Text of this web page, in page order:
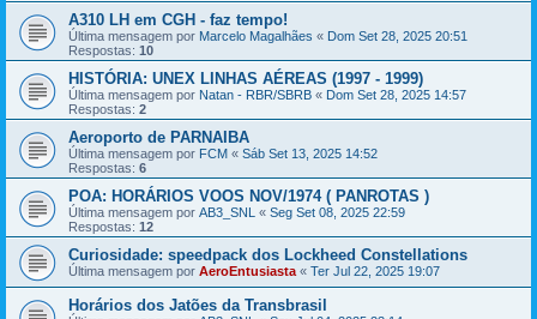
A310 LH em CGH - faz tempo!
Última mensagem por Marcelo Magalhães « Dom Set 28, 2025 20:51
Respostas: 10
HISTÓRIA: UNEX LINHAS AÉREAS (1997 - 1999)
Última mensagem por Natan - RBR/SBRB « Dom Set 28, 2025 14:57
Respostas: 2
Aeroporto de PARNAIBA
Última mensagem por FCM « Sáb Set 13, 2025 14:52
Respostas: 6
POA: HORÁRIOS VOOS NOV/1974 ( PANROTAS )
Última mensagem por AB3_SNL « Seg Set 08, 2025 22:59
Respostas: 12
Curiosidade: speedpack dos Lockheed Constellations
Última mensagem por AeroEntusiasta « Ter Jul 22, 2025 19:07
Horários dos Jatões da Transbrasil